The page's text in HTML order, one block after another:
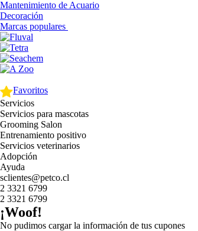
Mantenimiento de Acuario
Decoración
Marcas populares
Favoritos
Servicios
Servicios para mascotas
Grooming Salon
Entrenamiento positivo
Servicios veterinarios
Adopción
Ayuda
sclientes@petco.cl
2 3321 6799
2 3321 6799
¡Woof!
No pudimos cargar la información de tus cupones